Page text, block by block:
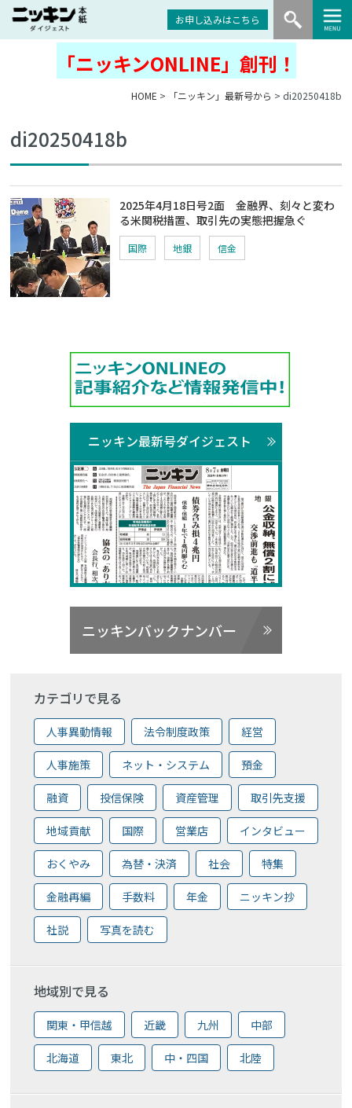
お申し込みはこちら
「ニッキンONLINE」創刊！
HOME > 「ニッキン」最新号から > di20250418b
di20250418b
2025年4月18日号2面 金融界、刻々と変わ
る米関税措置、取引先の実態把握急ぐ
国際 地銀 信金
ニッキン最新号ダイジェスト
ニッキンバックナンバー
カテゴリで見る
人事異動情報 法令制度政策 経営
人事施策 ネット・システム 預金
融資 投信保険 資産管理 取引先支援
地域貢献 国際 営業店 インタビュー
おくやみ 為替・決済 社会 特集
金融再編 手数料 年金 ニッキン抄
社説 写真を読む
地域別で見る
関東・甲信越 近畿 九州 中部
北海道 東北 中・四国 北陸